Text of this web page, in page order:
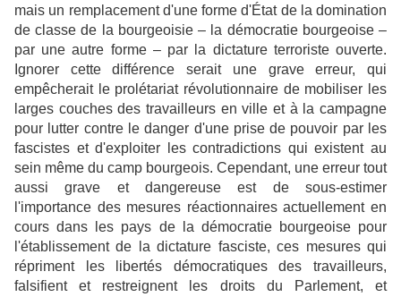
mais un remplacement d'une forme d'État de la domination
de classe de la bourgeoisie – la démocratie bourgeoise –
par une autre forme – par la dictature terroriste ouverte.
Ignorer cette différence serait une grave erreur, qui
empêcherait le prolétariat révolutionnaire de mobiliser les
larges couches des travailleurs en ville et à la campagne
pour lutter contre le danger d'une prise de pouvoir par les
fascistes et d'exploiter les contradictions qui existent au
sein même du camp bourgeois. Cependant, une erreur tout
aussi grave et dangereuse est de sous-estimer
l'importance des mesures réactionnaires actuellement en
cours dans les pays de la démocratie bourgeoise pour
l'établissement de la dictature fasciste, ces mesures qui
répriment les libertés démocratiques des travailleurs,
falsifient et restreignent les droits du Parlement, et